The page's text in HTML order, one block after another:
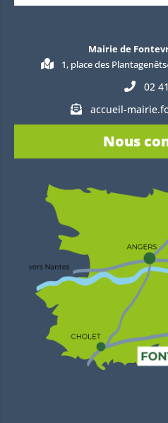
Mairie de
1, place des
02
accueil-
Nous